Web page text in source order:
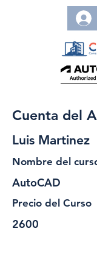
Cuenta del
Luis Martinez
Nombre del
AutoCAD
Precio del Curso
2600